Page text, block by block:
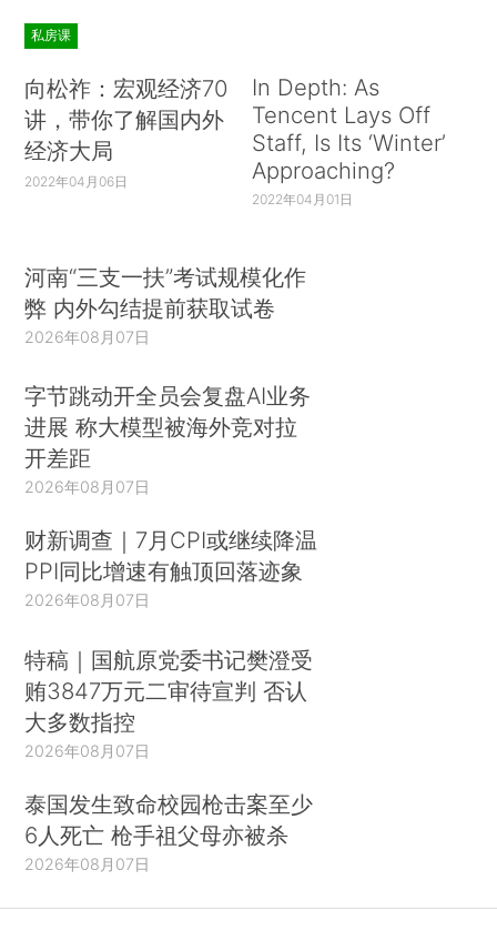
私房课
向松祚：宏观经济70
讲，带你了解国内外
经济大局
2022年04月06日
In Depth: As
Tencent Lays Off
Staff, Is Its ‘Winter’
Approaching?
2022年04月01日
河南“三支一扶”考试规模化作
弊 内外勾结提前获取试卷
2026年08月07日
字节跳动开全员会复盘AI业务
进展 称大模型被海外竞对拉
开差距
2026年08月07日
财新调查｜7月CPI或继续降温
PPI同比增速有触顶回落迹象
2026年08月07日
特稿｜国航原党委书记樊澄受
贿3847万元二审待宣判 否认
大多数指控
2026年08月07日
泰国发生致命校园枪击案至少
6人死亡 枪手祖父母亦被杀
2026年08月07日